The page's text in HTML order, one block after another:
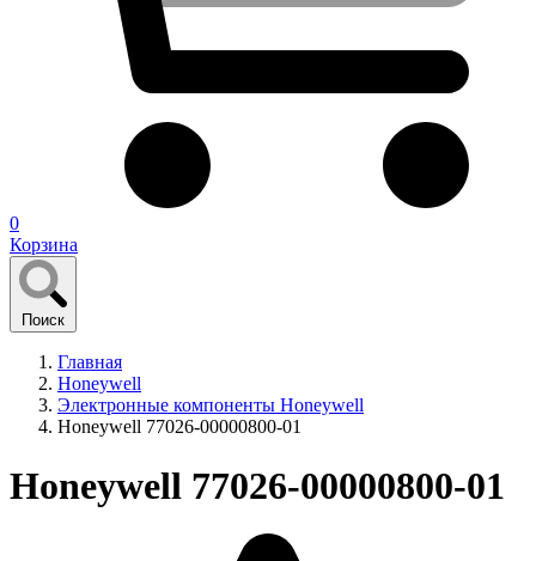
0
Корзина
Поиск
Главная
Honeywell
Электронные компоненты Honeywell
Honeywell 77026-00000800-01
Honeywell 77026-00000800-01